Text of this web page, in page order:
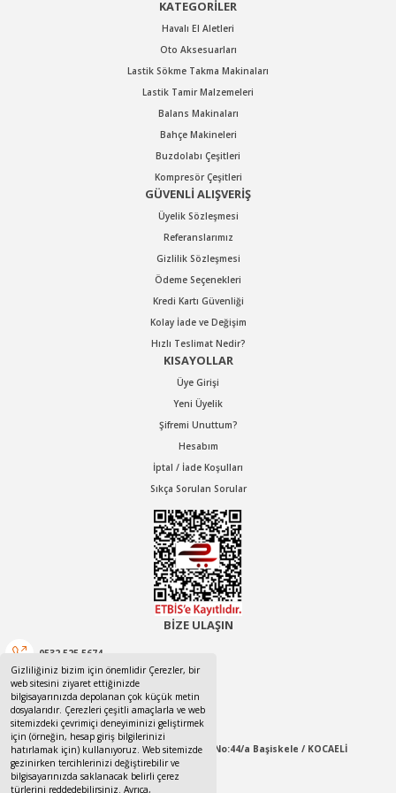
Gizliliğiniz bizim için önemlidir Çerezler, bir
web sitesini ziyaret ettiğinizde
bilgisayarınızda depolanan çok küçük metin
dosyalarıdır. Çerezleri çeşitli amaçlarla ve web
sitemizdeki çevrimiçi deneyiminizi geliştirmek
için (örneğin, hesap giriş bilgilerinizi
hatırlamak için) kullanıyoruz. Web sitemizde
gezinirken tercihlerinizi değiştirebilir ve
bilgisayarınızda saklanacak belirli çerez
türlerini reddedebilirsiniz. Ayrıca,
KATEGORİLER
Havalı El Aletleri
Oto Aksesuarları
Lastik Sökme Takma Makinaları
Lastik Tamir Malzemeleri
Balans Makinaları
Bahçe Makineleri
Buzdolabı Çeşitleri
Kompresör Çeşitleri
GÜVENLİ ALIŞVERİŞ
Üyelik Sözleşmesi
Referanslarımız
Gizlilik Sözleşmesi
Ödeme Seçenekleri
Kredi Kartı Güvenliği
Kolay İade ve Değişim
Hızlı Teslimat Nedir?
KISAYOLLAR
Üye Girişi
Yeni Üyelik
Şifremi Unuttum?
Hesabım
İptal / İade Koşulları
Sıkça Sorulan Sorular
BİZE ULAŞIN
0532 525 5674
0532 525 5674
canotom41@gmail.com
Yaylacık Mahallesi Mert İnan Sokak No:44/a Başiskele / KOCAELİ
09:00-18:00 Pazartesi / Cumartesi